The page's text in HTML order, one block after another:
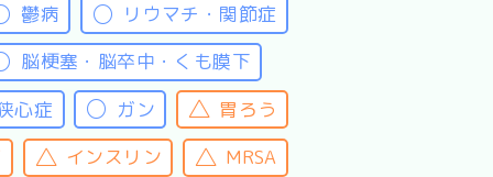
鬱病
リウマチ・関節症
脳梗塞・脳卒中・くも膜下
心症
ガン
胃ろう
インスリン
MRSA